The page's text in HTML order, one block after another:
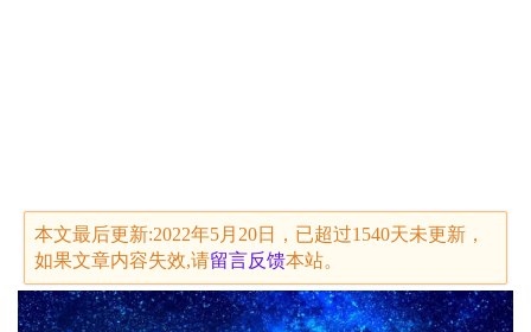
本文最后更新:2022年5月20日，已超过1540天未更新，
如果文章内容失效,请留言反馈本站。